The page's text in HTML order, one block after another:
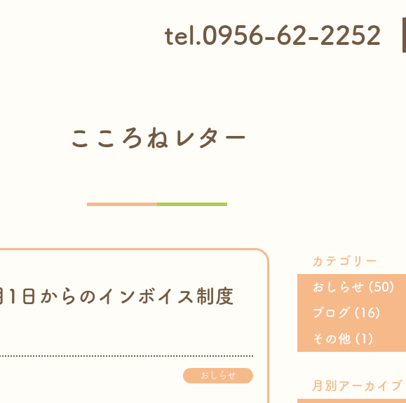
tel.0956-62-2252
こころねレター
日からのインボイス制度
おしらせ
カテゴリー
おしらせ (50)
ブログ (16)
その他 (1)
月別アーカイブ